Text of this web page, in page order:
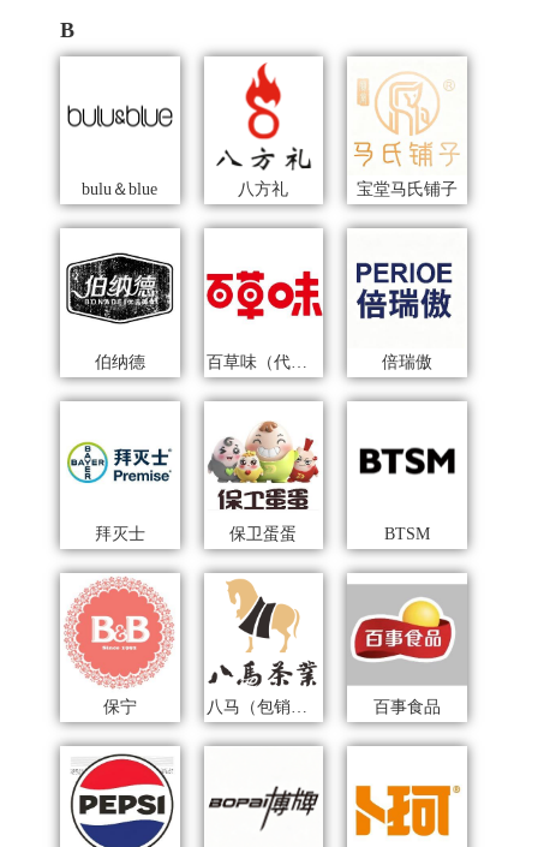
B
bulu＆blue 八方礼 宝堂马氏铺子
伯纳德 百草味（代理商） 倍瑞傲
拜灭士 保卫蛋蛋 BTSM
保宁 百事食品